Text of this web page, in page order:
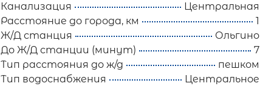
Канализация
Центральная
Расстояние до города, км
1
Ж/Д станция
Ольгино
До Ж/Д станции (минут)
7
Тип расстояния до ж/д
пешком
Тип водоснабжения
Центральное